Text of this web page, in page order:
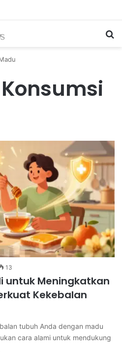
13
untuk Meningkatkan
Kekebalan
tubuh Anda dengan madu
cara alami untuk mendukung